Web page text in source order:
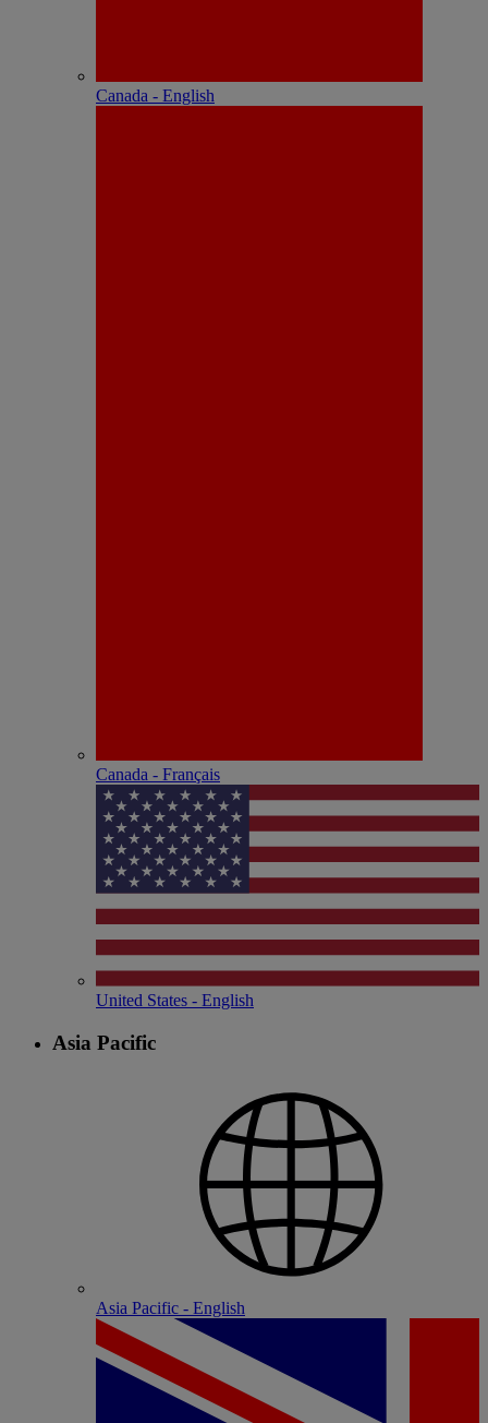
Canada - English
Canada - Français
United States - English
Asia Pacific
Asia Pacific - English